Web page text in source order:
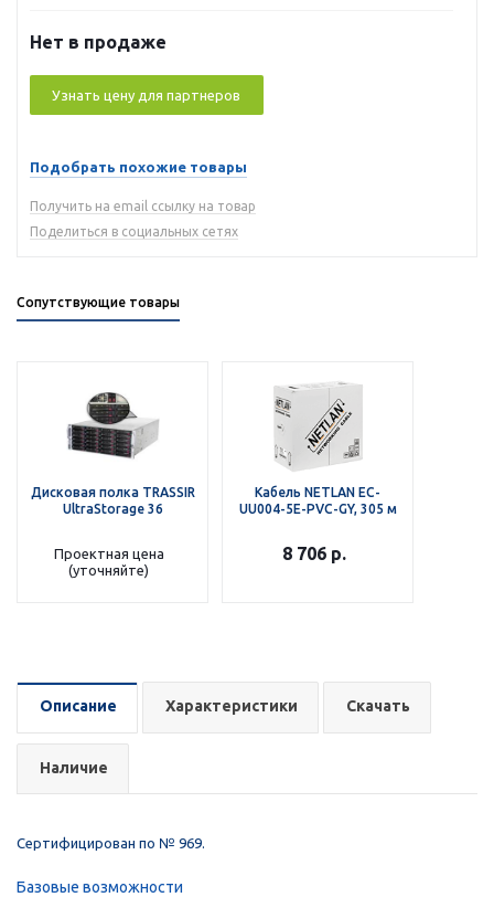
Нет в продаже
Узнать цену для партнеров
Подобрать похожие товары
Получить на email ссылку на товар
Поделиться в социальных сетях
Сопутствующие товары
Дисковая полка TRASSIR
UltraStorage 36
Проектная цена
(уточняйте)
Кабель NETLAN EC-
UU004-5E-PVC-GY, 305 м
8 706р.
Описание Характеристики Скачать
Наличие
Сертифицирован по № 969.
Базовые возможности